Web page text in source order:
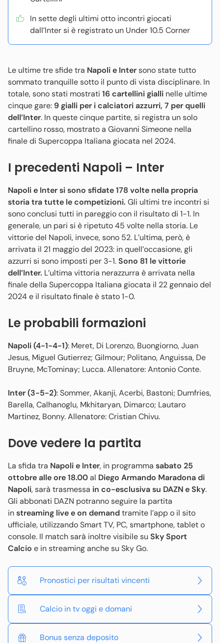
In sette degli ultimi otto incontri giocati
dall’Inter si è registrato un Under 10.5 Corner
Le ultime tre sfide tra Napoli e Intersono state tutto
sommato tranquille sotto il punto di vista disciplinare. In
totale, sono stati mostrati 16 cartellini gialli nelle ultime
cinque gare: 9 gialli per i calciatori azzurri, 7 per quelli
dell’Inter. In queste cinque partite, si registra un solo
cartellino rosso, mostrato a Giovanni Simeone nella
finale di Supercoppa Italiana giocata nel 2024.
I precedenti Napoli – Inter
Napoli e Inter si sono sfidate 178 volte nella propria
storia tra tutte le competizioni. Gli ultimi tre incontri si
sono conclusi tutti in pareggio con il risultato di 1-1. In
generale, un pari si è ripetuto 45 volte nella storia. Le
vittorie del Napoli, invece, sono 52. L’ultima, però, è
arrivata il 21 maggio del 2023: in quell’occasione, gli
azzurri si sono imposti per 3-1.Sono 81 le vittorie
dell’Inter. L’ultima vittoria nerazzurra è arrivata nella
finale della Supercoppa Italiana giocata il 22 gennaio del
2024 e il risultato finale è stato 1-0.
Le probabili formazioni
Napoli (4-1-4-1): Meret, Di Lorenzo, Buongiorno, Juan
Jesus, Miguel Gutierrez; Gilmour; Politano, Anguissa, De
Bruyne, McTominay; Lucca. Allenatore: Antonio Conte.
Inter (3-5-2): Sommer, Akanji, Acerbi, Bastoni; Dumfries,
Barella, Calhanoglu, Mkhitaryan, Dimarco; Lautaro
Martinez, Bonny. Allenatore: Cristian Chivu.
Dove vedere la partita
La sfida tra Napoli e Inter, in programma sabato 25
ottobre alle ore 18.00al Diego Armando Maradona di
Napoli, sarà trasmessa in co-esclusiva su DAZN e Sky.
Gli abbonati DAZN potranno seguire la partita
instreaming live e on demandtramite l’app o il sito
ufficiale, utilizzando Smart TV, PC, smartphone, tablet o
console. Il match sarà inoltre visibile su Sky Sport
Calcio e in streaming anche su Sky Go.
Pronostici per risultati vincenti
Calcio in tv oggi e domani
Bonus senza deposito